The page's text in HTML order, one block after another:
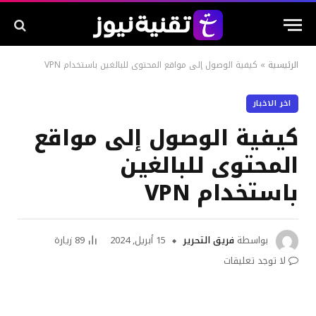
الرئيسية » كيفية الوصول إلى مواقع المحتوى للبالغين باستخدام VPN
اخر الاخبار
كيفية الوصول إلى مواقع
المحتوى للبالغين
باستخدام VPN
بواسطة فريق التحرير 15 أبريل, 2024 89 زيارة
لا توجد تعليقات